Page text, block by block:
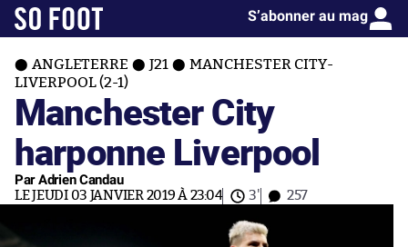
S’abonner au mag
ANGLETERRE J21
MANCHESTER CITY-
LIVERPOOL (2-1)
Manchester City
harponne Liverpool
Par Adrien Candau
LE JEUDI 03 JANVIER 2019 À 23:04 3' 257